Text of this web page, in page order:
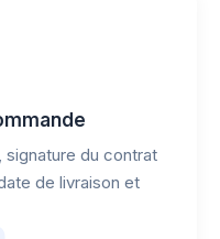
signature du contrat
de livraison et